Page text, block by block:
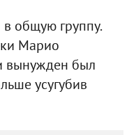
в общую группу.
Марио
вынужден был
усугубив